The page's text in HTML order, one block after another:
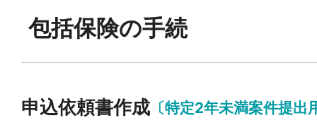
包括保険の手続
申込依頼書作成 〔特定2年未満案件提出